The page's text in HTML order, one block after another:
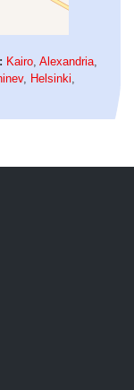
Kairo Alexandria
, Helsinki